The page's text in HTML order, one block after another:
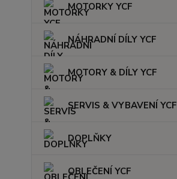
MOTORKY YCF
NÁHRADNÍ DÍLY YCF
MOTORY & DÍLY YCF
SERVIS & VYBAVENÍ YCF
DOPLŇKY
OBLEČENÍ YCF